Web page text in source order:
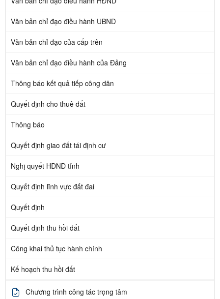
Văn bản chỉ đạo điều hành UBND
Văn bản chỉ đạo của cấp trên
Văn bản chỉ đạo điều hành của Đảng
Thông báo kết quả tiếp công dân
Quyết định cho thuê đất
Thông báo
Quyết định giao đất tái định cư
Nghị quyết HĐND tỉnh
Quyết định lĩnh vực đất đai
Quyết định
Quyết định thu hồi đất
Công khai thủ tục hành chính
Kế hoạch thu hồi đất
Chương trình công tác trọng tâm